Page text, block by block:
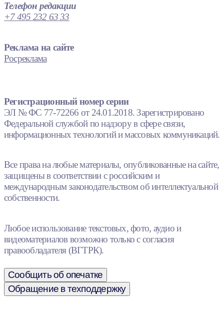
Телефон редакции
+7 495 232 63 33
Реклама на сайте
Росреклама
Регистрационный номер серии
ЭЛ № ФС 77-72266 от 24.01.2018. Зарегистрировано
Федеральной службой по надзору в сфере связи,
информационных технологий и массовых коммуникаций.
Все права на любые материалы, опубликованные на сайте,
защищены в соответствии с российским и
международным законодательством об интеллектуальной
собственности.
Любое использование текстовых, фото, аудио и
видеоматериалов возможно только с согласия
правообладателя (ВГТРК).
Сообщить об опечатке
Обращение в техподдержку